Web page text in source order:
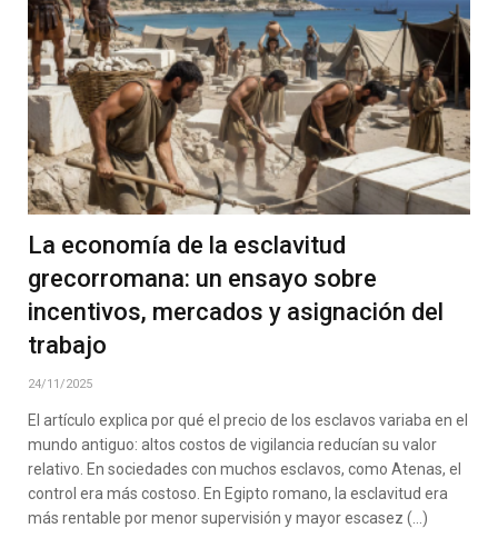
La economía de la esclavitud
grecorromana: un ensayo sobre
incentivos, mercados y asignación del
trabajo
24/11/2025
El artículo explica por qué el precio de los esclavos variaba en el
mundo antiguo: altos costos de vigilancia reducían su valor
relativo. En sociedades con muchos esclavos, como Atenas, el
control era más costoso. En Egipto romano, la esclavitud era
más rentable por menor supervisión y mayor escasez (…)